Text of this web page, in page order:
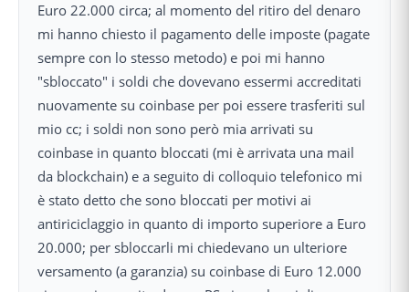
Euro 22.000 circa; al momento del ritiro del denaro
mi hanno chiesto il pagamento delle imposte (pagate
sempre con lo stesso metodo) e poi mi hanno
"sbloccato" i soldi che dovevano essermi accreditati
nuovamente su coinbase per poi essere trasferiti sul
mio cc; i soldi non sono però mia arrivati su
coinbase in quanto bloccati (mi è arrivata una mail
da blockchain) e a seguito di colloquio telefonico mi
è stato detto che sono bloccati per motivi ai
antiriciclaggio in quanto di importo superiore a Euro
20.000; per sbloccarli mi chiedevano un ulteriore
versamento (a garanzia) su coinbase di Euro 12.000